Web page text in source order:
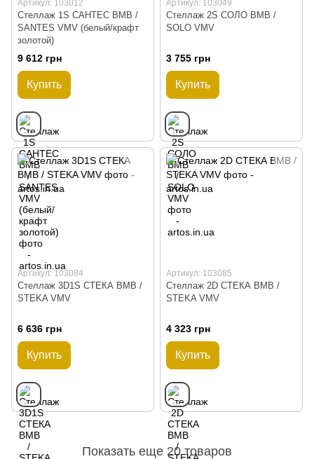
Артикул: 103012
Стеллаж 1S САНТЕС ВМВ /
SANTES VMV (белый/крафт
золотой)
9 612 грн
Купить
Артикул: 103049
Стеллаж 2S СОЛО ВМВ /
SOLO VMV
3 755 грн
Купить
Артикул: 103084
Стеллаж 3D1S СТЕКА ВМВ /
STEKA VMV
6 636 грн
Купить
Артикул: 103085
Стеллаж 2D СТЕКА ВМВ /
STEKA VMV
4 323 грн
Купить
Показать еще 20 товаров